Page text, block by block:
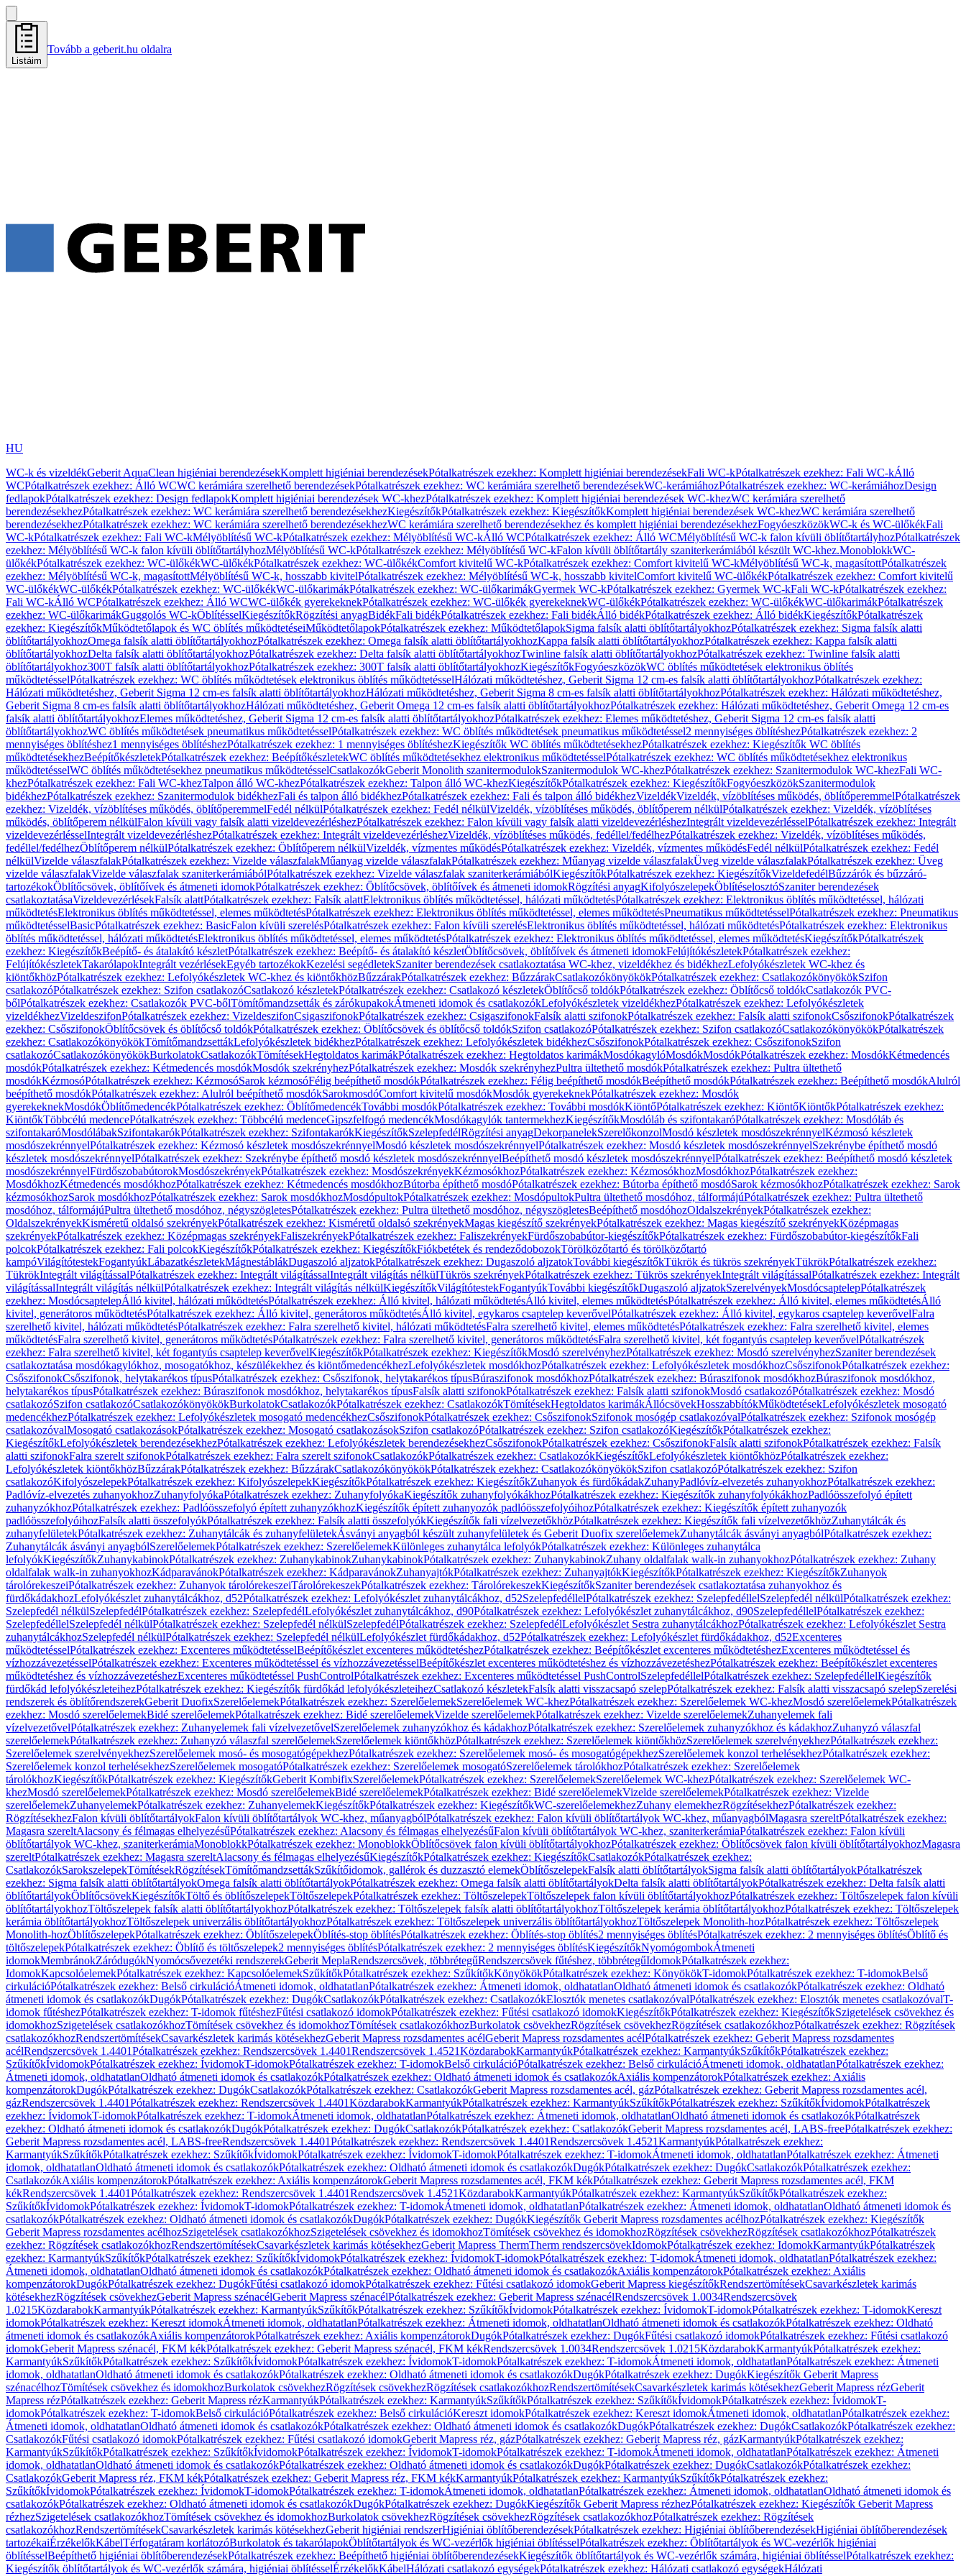
Listáim
Tovább a geberit.hu oldalra
HU
WC-k és vizeldékGeberit AquaClean higiéniai berendezésekKomplett higiéniai berendezésekPótalkatrészek ezekhez: Komplett higiéniai berendezésekFali WC-kPótalkatrészek ezekhez: Fali WC-kÁlló
WCPótalkatrészek ezekhez: Álló WCWC kerámiára szerelhető berendezésekPótalkatrészek ezekhez: WC kerámiára szerelhető berendezésekWC-kerámiáhozPótalkatrészek ezekhez: WC-kerámiáhozDesign
fedlapokPótalkatrészek ezekhez: Design fedlapokKomplett higiéniai berendezések WC-khezPótalkatrészek ezekhez: Komplett higiéniai berendezések WC-khezWC kerámiára szerelhető
berendezésekhezPótalkatrészek ezekhez: WC kerámiára szerelhető berendezésekhezKiegészítőkPótalkatrészek ezekhez: KiegészítőkKomplett higiéniai berendezések WC-khezWC kerámiára szerelhető
berendezésekhezPótalkatrészek ezekhez: WC kerámiára szerelhető berendezésekhezWC kerámiára szerelhető berendezésekhez és komplett higiéniai berendezésekhezFogyóeszközökWC-k és WC-ülőkékFali
WC-kPótalkatrészek ezekhez: Fali WC-kMélyöblítésű WC-kPótalkatrészek ezekhez: Mélyöblítésű WC-kÁlló WCPótalkatrészek ezekhez: Álló WCMélyöblítésű WC-k falon kívüli öblítőtartályhozPótalkatrészek
ezekhez: Mélyöblítésű WC-k falon kívüli öblítőtartályhozMélyöblítésű WC-kPótalkatrészek ezekhez: Mélyöblítésű WC-kFalon kívüli öblítőtartály szaniterkerámiából készült WC-khez.MonoblokkWC-
ülőkékPótalkatrészek ezekhez: WC-ülőkékWC-ülőkékPótalkatrészek ezekhez: WC-ülőkékComfort kivitelű WC-kPótalkatrészek ezekhez: Comfort kivitelű WC-kMélyöblítésű WC-k, magasítottPótalkatrészek
ezekhez: Mélyöblítésű WC-k, magasítottMélyöblítésű WC-k, hosszabb kivitelPótalkatrészek ezekhez: Mélyöblítésű WC-k, hosszabb kivitelComfort kivitelű WC-ülőkékPótalkatrészek ezekhez: Comfort kivitelű
WC-ülőkékWC-ülőkékPótalkatrészek ezekhez: WC-ülőkékWC-ülőkarimákPótalkatrészek ezekhez: WC-ülőkarimákGyermek WC-kPótalkatrészek ezekhez: Gyermek WC-kFali WC-kPótalkatrészek ezekhez:
Fali WC-kÁlló WCPótalkatrészek ezekhez: Álló WCWC-ülőkék gyerekeknekPótalkatrészek ezekhez: WC-ülőkék gyerekeknekWC-ülőkékPótalkatrészek ezekhez: WC-ülőkékWC-ülőkarimákPótalkatrészek
ezekhez: WC-ülőkarimákGuggolós WC-kÖblítésselKiegészítőkRögzítési anyagBidékFali bidékPótalkatrészek ezekhez: Fali bidékÁlló bidékPótalkatrészek ezekhez: Álló bidékKiegészítőkPótalkatrészek
ezekhez: KiegészítőkMűködtetőlapok és WC öblítés működtetéseiMűködtetőlapokPótalkatrészek ezekhez: MűködtetőlapokSigma falsík alatti öblítőtartályokhozPótalkatrészek ezekhez: Sigma falsík alatti
öblítőtartályokhozOmega falsík alatti öblítőtartályokhozPótalkatrészek ezekhez: Omega falsík alatti öblítőtartályokhozKappa falsík alatti öblítőtartályokhozPótalkatrészek ezekhez: Kappa falsík alatti
öblítőtartályokhozDelta falsík alatti öblítőtartályokhozPótalkatrészek ezekhez: Delta falsík alatti öblítőtartályokhozTwinline falsík alatti öblítőtartályokhozPótalkatrészek ezekhez: Twinline falsík alatti
öblítőtartályokhoz300T falsík alatti öblítőtartályokhozPótalkatrészek ezekhez: 300T falsík alatti öblítőtartályokhozKiegészítőkFogyóeszközökWC öblítés működtetések elektronikus öblítés
működtetésselPótalkatrészek ezekhez: WC öblítés működtetések elektronikus öblítés működtetésselHálózati működtetéshez, Geberit Sigma 12 cm-es falsík alatti öblítőtartályokhozPótalkatrészek ezekhez:
Hálózati működtetéshez, Geberit Sigma 12 cm-es falsík alatti öblítőtartályokhozHálózati működtetéshez, Geberit Sigma 8 cm-es falsík alatti öblítőtartályokhozPótalkatrészek ezekhez: Hálózati működtetéshez,
Geberit Sigma 8 cm-es falsík alatti öblítőtartályokhozHálózati működtetéshez, Geberit Omega 12 cm-es falsík alatti öblítőtartályokhozPótalkatrészek ezekhez: Hálózati működtetéshez, Geberit Omega 12 cm-es
falsík alatti öblítőtartályokhozElemes működtetéshez, Geberit Sigma 12 cm-es falsík alatti öblítőtartályokhozPótalkatrészek ezekhez: Elemes működtetéshez, Geberit Sigma 12 cm-es falsík alatti
öblítőtartályokhozWC öblítés működtetések pneumatikus működtetésselPótalkatrészek ezekhez: WC öblítés működtetések pneumatikus működtetéssel2 mennyiséges öblítéshezPótalkatrészek ezekhez: 2
mennyiséges öblítéshez1 mennyiséges öblítéshezPótalkatrészek ezekhez: 1 mennyiséges öblítéshezKiegészítők WC öblítés működtetésekhezPótalkatrészek ezekhez: Kiegészítők WC öblítés
működtetésekhezBeépítőkészletekPótalkatrészek ezekhez: BeépítőkészletekWC öblítés működtetésekhez elektronikus működtetésselPótalkatrészek ezekhez: WC öblítés működtetésekhez elektronikus
működtetésselWC öblítés működtetésekhez pneumatikus működtetésselCsatlakozókGeberit Monolith szanitermodulokSzanitermodulok WC-khezPótalkatrészek ezekhez: Szanitermodulok WC-khezFali WC-
khezPótalkatrészek ezekhez: Fali WC-khezTalpon álló WC-khezPótalkatrészek ezekhez: Talpon álló WC-khezKiegészítőkPótalkatrészek ezekhez: KiegészítőkFogyóeszközökSzanitermodulok
bidékhezPótalkatrészek ezekhez: Szanitermodulok bidékhezFali és talpon álló bidékhezPótalkatrészek ezekhez: Fali és talpon álló bidékhezVizeldékVizeldék, vízöblítéses működés, öblítőperemmelPótalkatrészek
ezekhez: Vizeldék, vízöblítéses működés, öblítőperemmelFedél nélkülPótalkatrészek ezekhez: Fedél nélkülVizeldék, vízöblítéses működés, öblítőperem nélkülPótalkatrészek ezekhez: Vizeldék, vízöblítéses
működés, öblítőperem nélkülFalon kívüli vagy falsík alatti vizeldevezérléshezPótalkatrészek ezekhez: Falon kívüli vagy falsík alatti vizeldevezérléshezIntegrált vizeldevezérlésselPótalkatrészek ezekhez: Integrált
vizeldevezérlésselIntegrált vizeldevezérléshezPótalkatrészek ezekhez: Integrált vizeldevezérléshezVizeldék, vízöblítéses működés, fedéllel/fedélhezPótalkatrészek ezekhez: Vizeldék, vízöblítéses működés,
fedéllel/fedélhezÖblítőperem nélkülPótalkatrészek ezekhez: Öblítőperem nélkülVizeldék, vízmentes működésPótalkatrészek ezekhez: Vizeldék, vízmentes működésFedél nélkülPótalkatrészek ezekhez: Fedél
nélkülVizelde válaszfalakPótalkatrészek ezekhez: Vizelde válaszfalakMűanyag vizelde válaszfalakPótalkatrészek ezekhez: Műanyag vizelde válaszfalakÜveg vizelde válaszfalakPótalkatrészek ezekhez: Üveg
vizelde válaszfalakVizelde válaszfalak szaniterkerámiábólPótalkatrészek ezekhez: Vizelde válaszfalak szaniterkerámiábólKiegészítőkPótalkatrészek ezekhez: KiegészítőkVizeldefedélBűzzárók és bűzzáró-
tartozékokÖblítőcsövek, öblítőívek és átmeneti idomokPótalkatrészek ezekhez: Öblítőcsövek, öblítőívek és átmeneti idomokRögzítési anyagKifolyószelepekÖblítéselosztóSzaniter berendezések
csatlakoztatásaVizeldevezérlésekFalsík alattPótalkatrészek ezekhez: Falsík alattElektronikus öblítés működtetéssel, hálózati működtetésPótalkatrészek ezekhez: Elektronikus öblítés működtetéssel, hálózati
működtetésElektronikus öblítés működtetéssel, elemes működtetésPótalkatrészek ezekhez: Elektronikus öblítés működtetéssel, elemes működtetésPneumatikus működtetésselPótalkatrészek ezekhez: Pneumatikus
működtetésselBasicPótalkatrészek ezekhez: BasicFalon kívüli szerelésPótalkatrészek ezekhez: Falon kívüli szerelésElektronikus öblítés működtetéssel, hálózati működtetésPótalkatrészek ezekhez: Elektronikus
öblítés működtetéssel, hálózati működtetésElektronikus öblítés működtetéssel, elemes működtetésPótalkatrészek ezekhez: Elektronikus öblítés működtetéssel, elemes működtetésKiegészítőkPótalkatrészek
ezekhez: KiegészítőkBeépítő- és átalakító készletPótalkatrészek ezekhez: Beépítő- és átalakító készletÖblítőcsövek, öblítőívek és átmeneti idomokFelújítókészletekPótalkatrészek ezekhez:
FelújítókészletekTakarólapokIntegrált vezérlésekEgyéb tartozékokKezelési segédletekSzaniter berendezések csatlakoztatása WC-khez, vizeldékhez és bidékhezLefolyókészletek WC-khez és
kiöntőkhözPótalkatrészek ezekhez: Lefolyókészletek WC-khez és kiöntőkhözBűzzárakPótalkatrészek ezekhez: BűzzárakCsatlakozókönyökökPótalkatrészek ezekhez: CsatlakozókönyökökSzifon
csatlakozóPótalkatrészek ezekhez: Szifon csatlakozóCsatlakozó készletekPótalkatrészek ezekhez: Csatlakozó készletekÖblítőcső toldókPótalkatrészek ezekhez: Öblítőcső toldókCsatlakozók PVC-
bőlPótalkatrészek ezekhez: Csatlakozók PVC-bőlTömítőmandzsetták és zárókupakokÁtmeneti idomok és csatlakozókLefolyókészletek vizeldékhezPótalkatrészek ezekhez: Lefolyókészletek
vizeldékhezVizeldeszifonPótalkatrészek ezekhez: VizeldeszifonCsigaszifonokPótalkatrészek ezekhez: CsigaszifonokFalsík alatti szifonokPótalkatrészek ezekhez: Falsík alatti szifonokCsőszifonokPótalkatrészek
ezekhez: CsőszifonokÖblítőcsövek és öblítőcső toldókPótalkatrészek ezekhez: Öblítőcsövek és öblítőcső toldókSzifon csatlakozóPótalkatrészek ezekhez: Szifon csatlakozóCsatlakozókönyökökPótalkatrészek
ezekhez: CsatlakozókönyökökTömítőmandzsettákLefolyókészletek bidékhezPótalkatrészek ezekhez: Lefolyókészletek bidékhezCsőszifonokPótalkatrészek ezekhez: CsőszifonokSzifon
csatlakozóCsatlakozókönyökökBurkolatokCsatlakozókTömítésekHegtoldatos karimákPótalkatrészek ezekhez: Hegtoldatos karimákMosdókagylóMosdókMosdókPótalkatrészek ezekhez: MosdókKétmedencés
mosdókPótalkatrészek ezekhez: Kétmedencés mosdókMosdók szekrényhezPótalkatrészek ezekhez: Mosdók szekrényhezPultra ültethető mosdókPótalkatrészek ezekhez: Pultra ültethető
mosdókKézmosóPótalkatrészek ezekhez: KézmosóSarok kézmosóFélig beépíthető mosdókPótalkatrészek ezekhez: Félig beépíthető mosdókBeépíthető mosdókPótalkatrészek ezekhez: Beépíthető mosdókAlulról
beépíthető mosdókPótalkatrészek ezekhez: Alulról beépíthető mosdókSarokmosdóComfort kivitelű mosdókMosdók gyerekeknekPótalkatrészek ezekhez: Mosdók
gyerekeknekMosdókÖblítőmedencékPótalkatrészek ezekhez: ÖblítőmedencékTovábbi mosdókPótalkatrészek ezekhez: További mosdókKiöntőPótalkatrészek ezekhez: KiöntőKiöntőkPótalkatrészek ezekhez:
KiöntőkTöbbcélú medencePótalkatrészek ezekhez: Többcélú medenceGipszfelfogó medencékMosdókagylók tantermekhezKiegészítőkMosdóláb és szifontakaróPótalkatrészek ezekhez: Mosdóláb és
szifontakaróMosdólábakSzifontakarókPótalkatrészek ezekhez: SzifontakarókKiegészítőkSzelepfedélRögzítési anyagDekorpanelekSzerelőkonzolMosdó készletek mosdószekrénnyelKézmosó készletek
mosdószekrénnyelPótalkatrészek ezekhez: Kézmosó készletek mosdószekrénnyelMosdó készletek mosdószekrénnyelPótalkatrészek ezekhez: Mosdó készletek mosdószekrénnyelSzekrénybe építhető mosdó
készletek mosdószekrénnyelPótalkatrészek ezekhez: Szekrénybe építhető mosdó készletek mosdószekrénnyelBeépíthető mosdó készletek mosdószekrénnyelPótalkatrészek ezekhez: Beépíthető mosdó készletek
mosdószekrénnyelFürdőszobabútorokMosdószekrényekPótalkatrészek ezekhez: MosdószekrényekKézmosókhozPótalkatrészek ezekhez: KézmosókhozMosdókhozPótalkatrészek ezekhez:
MosdókhozKétmedencés mosdókhozPótalkatrészek ezekhez: Kétmedencés mosdókhozBútorba építhető mosdóPótalkatrészek ezekhez: Bútorba építhető mosdóSarok kézmosókhozPótalkatrészek ezekhez: Sarok
kézmosókhozSarok mosdókhozPótalkatrészek ezekhez: Sarok mosdókhozMosdópultokPótalkatrészek ezekhez: MosdópultokPultra ültethető mosdóhoz, tálformájúPótalkatrészek ezekhez: Pultra ültethető
mosdóhoz, tálformájúPultra ültethető mosdóhoz, négyszögletesPótalkatrészek ezekhez: Pultra ültethető mosdóhoz, négyszögletesBeépíthető mosdóhozOldalszekrényekPótalkatrészek ezekhez:
OldalszekrényekKisméretű oldalsó szekrényekPótalkatrészek ezekhez: Kisméretű oldalsó szekrényekMagas kiegészítő szekrényekPótalkatrészek ezekhez: Magas kiegészítő szekrényekKözépmagas
szekrényekPótalkatrészek ezekhez: Középmagas szekrényekFaliszekrényekPótalkatrészek ezekhez: FaliszekrényekFürdőszobabútor-kiegészítőkPótalkatrészek ezekhez: Fürdőszobabútor-kiegészítőkFali
polcokPótalkatrészek ezekhez: Fali polcokKiegészítőkPótalkatrészek ezekhez: KiegészítőkFiókbetétek és rendeződobozokTörölközőtartó és törölközőtartó
kampóVilágítótestekFogantyúkLábazatkészletekMágnestáblákDugaszoló aljzatokPótalkatrészek ezekhez: Dugaszoló aljzatokTovábbi kiegészítőkTükrök és tükrös szekrényekTükrökPótalkatrészek ezekhez:
TükrökIntegrált világítássalPótalkatrészek ezekhez: Integrált világítássalIntegrált világítás nélkülTükrös szekrényekPótalkatrészek ezekhez: Tükrös szekrényekIntegrált világítássalPótalkatrészek ezekhez: Integrált
világítássalIntegrált világítás nélkülPótalkatrészek ezekhez: Integrált világítás nélkülKiegészítőkVilágítótestekFogantyúkTovábbi kiegészítőkDugaszoló aljzatokSzerelvényekMosdócsaptelepPótalkatrészek
ezekhez: MosdócsaptelepÁlló kivitel, hálózati működtetésPótalkatrészek ezekhez: Álló kivitel, hálózati működtetésÁlló kivitel, elemes működtetésPótalkatrészek ezekhez: Álló kivitel, elemes működtetésÁlló
kivitel, generátoros működtetésPótalkatrészek ezekhez: Álló kivitel, generátoros működtetésÁlló kivitel, egykaros csaptelep keverővelPótalkatrészek ezekhez: Álló kivitel, egykaros csaptelep keverővelFalra
szerelhető kivitel, hálózati működtetésPótalkatrészek ezekhez: Falra szerelhető kivitel, hálózati működtetésFalra szerelhető kivitel, elemes működtetésPótalkatrészek ezekhez: Falra szerelhető kivitel, elemes
működtetésFalra szerelhető kivitel, generátoros működtetésPótalkatrészek ezekhez: Falra szerelhető kivitel, generátoros működtetésFalra szerelhető kivitel, két fogantyús csaptelep keverővelPótalkatrészek
ezekhez: Falra szerelhető kivitel, két fogantyús csaptelep keverővelKiegészítőkPótalkatrészek ezekhez: KiegészítőkMosdó szerelvényhezPótalkatrészek ezekhez: Mosdó szerelvényhezSzaniter berendezések
csatlakoztatása mosdókagylókhoz, mosogatókhoz, készülékekhez és kiöntőmedencékhezLefolyókészletek mosdókhozPótalkatrészek ezekhez: Lefolyókészletek mosdókhozCsőszifonokPótalkatrészek ezekhez:
CsőszifonokCsőszifonok, helytakarékos típusPótalkatrészek ezekhez: Csőszifonok, helytakarékos típusBúraszifonok mosdókhozPótalkatrészek ezekhez: Búraszifonok mosdókhozBúraszifonok mosdókhoz,
helytakarékos típusPótalkatrészek ezekhez: Búraszifonok mosdókhoz, helytakarékos típusFalsík alatti szifonokPótalkatrészek ezekhez: Falsík alatti szifonokMosdó csatlakozóPótalkatrészek ezekhez: Mosdó
csatlakozóSzifon csatlakozóCsatlakozókönyökökBurkolatokCsatlakozókPótalkatrészek ezekhez: CsatlakozókTömítésekHegtoldatos karimákÁllócsövekHosszabbítókMűködtetésekLefolyókészletek mosogató
medencékhezPótalkatrészek ezekhez: Lefolyókészletek mosogató medencékhezCsőszifonokPótalkatrészek ezekhez: CsőszifonokSzifonok mosógép csatlakozóvalPótalkatrészek ezekhez: Szifonok mosógép
csatlakozóvalMosogató csatlakozásokPótalkatrészek ezekhez: Mosogató csatlakozásokSzifon csatlakozóPótalkatrészek ezekhez: Szifon csatlakozóKiegészítőkPótalkatrészek ezekhez:
KiegészítőkLefolyókészletek berendezésekhezPótalkatrészek ezekhez: Lefolyókészletek berendezésekhezCsőszifonokPótalkatrészek ezekhez: CsőszifonokFalsík alatti szifonokPótalkatrészek ezekhez: Falsík
alatti szifonokFalra szerelt szifonokPótalkatrészek ezekhez: Falra szerelt szifonokCsatlakozókPótalkatrészek ezekhez: CsatlakozókKiegészítőkLefolyókészletek kiöntőkhözPótalkatrészek ezekhez:
Lefolyókészletek kiöntőkhözBűzzárakPótalkatrészek ezekhez: BűzzárakCsatlakozókönyökökPótalkatrészek ezekhez: CsatlakozókönyökökSzifon csatlakozóPótalkatrészek ezekhez: Szifon
csatlakozóKifolyószelepekPótalkatrészek ezekhez: KifolyószelepekKiegészítőkPótalkatrészek ezekhez: KiegészítőkZuhanyok és fürdőkádakZuhanyPadlóvíz-elvezetés zuhanyokhozPótalkatrészek ezekhez:
Padlóvíz-elvezetés zuhanyokhozZuhanyfolyókaPótalkatrészek ezekhez: ZuhanyfolyókaKiegészítők zuhanyfolyókákhozPótalkatrészek ezekhez: Kiegészítők zuhanyfolyókákhozPadlóösszefolyó épített
zuhanyzókhozPótalkatrészek ezekhez: Padlóösszefolyó épített zuhanyzókhozKiegészítők épített zuhanyozók padlóösszefolyóihozPótalkatrészek ezekhez: Kiegészítők épített zuhanyozók
padlóösszefolyóihozFalsík alatti összefolyókPótalkatrészek ezekhez: Falsík alatti összefolyókKiegészítők fali vízelvezetőkhözPótalkatrészek ezekhez: Kiegészítők fali vízelvezetőkhözZuhanytálcák és
zuhanyfelületekPótalkatrészek ezekhez: Zuhanytálcák és zuhanyfelületekÁsványi anyagból készült zuhanyfelületek és Geberit Duofix szerelőelemekZuhanytálcák ásványi anyagbólPótalkatrészek ezekhez:
Zuhanytálcák ásványi anyagbólSzerelőelemekPótalkatrészek ezekhez: SzerelőelemekKülönleges zuhanytálca lefolyókPótalkatrészek ezekhez: Különleges zuhanytálca
lefolyókKiegészítőkZuhanykabinokPótalkatrészek ezekhez: ZuhanykabinokZuhanykabinokPótalkatrészek ezekhez: ZuhanykabinokZuhany oldalfalak walk-in zuhanyokhozPótalkatrészek ezekhez: Zuhany
oldalfalak walk-in zuhanyokhozKádparavánokPótalkatrészek ezekhez: KádparavánokZuhanyajtókPótalkatrészek ezekhez: ZuhanyajtókKiegészítőkPótalkatrészek ezekhez: KiegészítőkZuhanyok
tárolórekeszeiPótalkatrészek ezekhez: Zuhanyok tárolórekeszeiTárolórekeszekPótalkatrészek ezekhez: TárolórekeszekKiegészítőkSzaniter berendezések csatlakoztatása zuhanyokhoz és
fürdőkádakhozLefolyókészlet zuhanytálcákhoz, d52Pótalkatrészek ezekhez: Lefolyókészlet zuhanytálcákhoz, d52SzelepfedéllelPótalkatrészek ezekhez: SzelepfedéllelSzelepfedél nélkülPótalkatrészek ezekhez:
Szelepfedél nélkülSzelepfedélPótalkatrészek ezekhez: SzelepfedélLefolyókészlet zuhanytálcákhoz, d90Pótalkatrészek ezekhez: Lefolyókészlet zuhanytálcákhoz, d90SzelepfedéllelPótalkatrészek ezekhez:
SzelepfedéllelSzelepfedél nélkülPótalkatrészek ezekhez: Szelepfedél nélkülSzelepfedélPótalkatrészek ezekhez: SzelepfedélLefolyókészlet Sestra zuhanytálcákhozPótalkatrészek ezekhez: Lefolyókészlet Sestra
zuhanytálcákhozSzelepfedél nélkülPótalkatrészek ezekhez: Szelepfedél nélkülLefolyókészlet fürdőkádakhoz, d52Pótalkatrészek ezekhez: Lefolyókészlet fürdőkádakhoz, d52Excenteres
működtetésselPótalkatrészek ezekhez: Excenteres működtetésselBeépítőkészlet excenteres működtetéshezPótalkatrészek ezekhez: Beépítőkészlet excenteres működtetéshezExcenteres működtetéssel és
vízhozzávezetésselPótalkatrészek ezekhez: Excenteres működtetéssel és vízhozzávezetésselBeépítőkészlet excenteres működtetéshez és vízhozzávezetéshezPótalkatrészek ezekhez: Beépítőkészlet excenteres
működtetéshez és vízhozzávezetéshezExcenteres működtetéssel PushControlPótalkatrészek ezekhez: Excenteres működtetéssel PushControlSzelepfedéllelPótalkatrészek ezekhez: SzelepfedéllelKiegészítők
fürdőkád lefolyókészleteihezPótalkatrészek ezekhez: Kiegészítők fürdőkád lefolyókészleteihezCsatlakozó készletekFalsík alatti visszacsapó szelepPótalkatrészek ezekhez: Falsík alatti visszacsapó szelepSzerelési
rendszerek és öblítőrendszerekGeberit DuofixSzerelőelemekPótalkatrészek ezekhez: SzerelőelemekSzerelőelemek WC-khezPótalkatrészek ezekhez: Szerelőelemek WC-khezMosdó szerelőelemekPótalkatrészek
ezekhez: Mosdó szerelőelemekBidé szerelőelemekPótalkatrészek ezekhez: Bidé szerelőelemekVizelde szerelőelemekPótalkatrészek ezekhez: Vizelde szerelőelemekZuhanyelemek fali
vízelvezetővelPótalkatrészek ezekhez: Zuhanyelemek fali vízelvezetővelSzerelőelemek zuhanyzókhoz és kádakhozPótalkatrészek ezekhez: Szerelőelemek zuhanyzókhoz és kádakhozZuhanyzó válaszfal
szerelőelemekPótalkatrészek ezekhez: Zuhanyzó válaszfal szerelőelemekSzerelőelemek kiöntőkhözPótalkatrészek ezekhez: Szerelőelemek kiöntőkhözSzerelőelemek szerelvényekhezPótalkatrészek ezekhez:
Szerelőelemek szerelvényekhezSzerelőelemek mosó- és mosogatógépekhezPótalkatrészek ezekhez: Szerelőelemek mosó- és mosogatógépekhezSzerelőelemek konzol terhelésekhezPótalkatrészek ezekhez:
Szerelőelemek konzol terhelésekhezSzerelőelemek mosogatóPótalkatrészek ezekhez: Szerelőelemek mosogatóSzerelőelemek tárolókhozPótalkatrészek ezekhez: Szerelőelemek
tárolókhozKiegészítőkPótalkatrészek ezekhez: KiegészítőkGeberit KombifixSzerelőelemekPótalkatrészek ezekhez: SzerelőelemekSzerelőelemek WC-khezPótalkatrészek ezekhez: Szerelőelemek WC-
khezMosdó szerelőelemekPótalkatrészek ezekhez: Mosdó szerelőelemekBidé szerelőelemekPótalkatrészek ezekhez: Bidé szerelőelemekVizelde szerelőelemekPótalkatrészek ezekhez: Vizelde
szerelőelemekZuhanyelemekPótalkatrészek ezekhez: ZuhanyelemekKiegészítőkPótalkatrészek ezekhez: KiegészítőkWC-szerelőelemekhezZuhany elemekhezRögzítésekhezPótalkatrészek ezekhez:
RögzítésekhezFalon kívüli öblítőtartályokFalon kívüli öblítőtartályok WC-khez, műanyagbólPótalkatrészek ezekhez: Falon kívüli öblítőtartályok WC-khez, műanyagbólMagasra szereltPótalkatrészek ezekhez:
Magasra szereltAlacsony és félmagas elhelyezésűPótalkatrészek ezekhez: Alacsony és félmagas elhelyezésűFalon kívüli öblítőtartályok WC-khez, szaniterkerámiaPótalkatrészek ezekhez: Falon kívüli
öblítőtartályok WC-khez, szaniterkerámiaMonoblokkPótalkatrészek ezekhez: MonoblokkÖblítőcsövek falon kívüli öblítőtartályokhozPótalkatrészek ezekhez: Öblítőcsövek falon kívüli öblítőtartályokhozMagasra
szereltPótalkatrészek ezekhez: Magasra szereltAlacsony és félmagas elhelyezésűKiegészítőkPótalkatrészek ezekhez: KiegészítőkCsatlakozókPótalkatrészek ezekhez:
CsatlakozókSarokszelepekTömítésekRögzítésekTömítőmandzsettákSzűkítőidomok, gallérok és duzzasztó elemekÖblítőszelepekFalsík alatti öblítőtartályokSigma falsík alatti öblítőtartályokPótalkatrészek
ezekhez: Sigma falsík alatti öblítőtartályokOmega falsík alatti öblítőtartályokPótalkatrészek ezekhez: Omega falsík alatti öblítőtartályokDelta falsík alatti öblítőtartályokPótalkatrészek ezekhez: Delta falsík alatti
öblítőtartályokÖblítőcsövekKiegészítőkTöltő és öblítőszelepekTöltőszelepekPótalkatrészek ezekhez: TöltőszelepekTöltőszelepek falon kívüli öblítőtartályokhozPótalkatrészek ezekhez: Töltőszelepek falon kívüli
öblítőtartályokhozTöltőszelepek falsík alatti öblítőtartályokhozPótalkatrészek ezekhez: Töltőszelepek falsík alatti öblítőtartályokhozTöltőszelepek kerámia öblítőtartályokhozPótalkatrészek ezekhez: Töltőszelepek
kerámia öblítőtartályokhozTöltőszelepek univerzális öblítőtartályokhozPótalkatrészek ezekhez: Töltőszelepek univerzális öblítőtartályokhozTöltőszelepek Monolith-hozPótalkatrészek ezekhez: Töltőszelepek
Monolith-hozÖblítőszelepekPótalkatrészek ezekhez: ÖblítőszelepekÖblítés-stop öblítésPótalkatrészek ezekhez: Öblítés-stop öblítés2 mennyiséges öblítésPótalkatrészek ezekhez: 2 mennyiséges öblítésÖblítő és
töltőszelepekPótalkatrészek ezekhez: Öblítő és töltőszelepek2 mennyiséges öblítésPótalkatrészek ezekhez: 2 mennyiséges öblítésKiegészítőkNyomógombokÁtmeneti
idomokMembránokZáródugókNyomócsővezetéki rendszerekGeberit MeplaRendszercsövek, többrétegűRendszercsövek fűtéshez, többrétegűIdomokPótalkatrészek ezekhez:
IdomokKapcsolóelemekPótalkatrészek ezekhez: KapcsolóelemekSzűkítőkPótalkatrészek ezekhez: SzűkítőkKönyökökPótalkatrészek ezekhez: KönyökökT-idomokPótalkatrészek ezekhez: T-idomokBelső
cirkulációPótalkatrészek ezekhez: Belső cirkulációÁtmeneti idomok, oldhatatlanPótalkatrészek ezekhez: Átmeneti idomok, oldhatatlanOldható átmeneti idomok és csatlakozókPótalkatrészek ezekhez: Oldható
átmeneti idomok és csatlakozókDugókPótalkatrészek ezekhez: DugókCsatlakozókPótalkatrészek ezekhez: CsatlakozókElosztók menetes csatlakozóvalPótalkatrészek ezekhez: Elosztók menetes csatlakozóvalT-
idomok fűtéshezPótalkatrészek ezekhez: T-idomok fűtéshezFűtési csatlakozó idomokPótalkatrészek ezekhez: Fűtési csatlakozó idomokKiegészítőkPótalkatrészek ezekhez: KiegészítőkSzigetelések csövekhez és
idomokhozSzigetelések csatlakozókhozTömítések csövekhez és idomokhozTömítések csatlakozókhozBurkolatok csövekhezRögzítések csövekhezRögzítések csatlakozókhozPótalkatrészek ezekhez: Rögzítések
csatlakozókhozRendszertömítésekCsavarkészletek karimás kötésekhezGeberit Mapress rozsdamentes acélGeberit Mapress rozsdamentes acélPótalkatrészek ezekhez: Geberit Mapress rozsdamentes
acélRendszercsövek 1.4401Pótalkatrészek ezekhez: Rendszercsövek 1.4401Rendszercsövek 1.4521KözdarabokKarmantyúkPótalkatrészek ezekhez: KarmantyúkSzűkítőkPótalkatrészek ezekhez:
SzűkítőkÍvidomokPótalkatrészek ezekhez: ÍvidomokT-idomokPótalkatrészek ezekhez: T-idomokBelső cirkulációPótalkatrészek ezekhez: Belső cirkulációÁtmeneti idomok, oldhatatlanPótalkatrészek ezekhez:
Átmeneti idomok, oldhatatlanOldható átmeneti idomok és csatlakozókPótalkatrészek ezekhez: Oldható átmeneti idomok és csatlakozókAxiális kompenzátorokPótalkatrészek ezekhez: Axiális
kompenzátorokDugókPótalkatrészek ezekhez: DugókCsatlakozókPótalkatrészek ezekhez: CsatlakozókGeberit Mapress rozsdamentes acél, gázPótalkatrészek ezekhez: Geberit Mapress rozsdamentes acél,
gázRendszercsövek 1.4401Pótalkatrészek ezekhez: Rendszercsövek 1.4401KözdarabokKarmantyúkPótalkatrészek ezekhez: KarmantyúkSzűkítőkPótalkatrészek ezekhez: SzűkítőkÍvidomokPótalkatrészek
ezekhez: ÍvidomokT-idomokPótalkatrészek ezekhez: T-idomokÁtmeneti idomok, oldhatatlanPótalkatrészek ezekhez: Átmeneti idomok, oldhatatlanOldható átmeneti idomok és csatlakozókPótalkatrészek
ezekhez: Oldható átmeneti idomok és csatlakozókDugókPótalkatrészek ezekhez: DugókCsatlakozókPótalkatrészek ezekhez: CsatlakozókGeberit Mapress rozsdamentes acél, LABS-freePótalkatrészek ezekhez:
Geberit Mapress rozsdamentes acél, LABS-freeRendszercsövek 1.4401Pótalkatrészek ezekhez: Rendszercsövek 1.4401Rendszercsövek 1.4521KarmantyúkPótalkatrészek ezekhez:
KarmantyúkSzűkítőkPótalkatrészek ezekhez: SzűkítőkÍvidomokPótalkatrészek ezekhez: ÍvidomokT-idomokPótalkatrészek ezekhez: T-idomokÁtmeneti idomok, oldhatatlanPótalkatrészek ezekhez: Átmeneti
idomok, oldhatatlanOldható átmeneti idomok és csatlakozókPótalkatrészek ezekhez: Oldható átmeneti idomok és csatlakozókDugókPótalkatrészek ezekhez: DugókCsatlakozókPótalkatrészek ezekhez:
CsatlakozókAxiális kompenzátorokPótalkatrészek ezekhez: Axiális kompenzátorokGeberit Mapress rozsdamentes acél, FKM kékPótalkatrészek ezekhez: Geberit Mapress rozsdamentes acél, FKM
kékRendszercsövek 1.4401Pótalkatrészek ezekhez: Rendszercsövek 1.4401Rendszercsövek 1.4521KözdarabokKarmantyúkPótalkatrészek ezekhez: KarmantyúkSzűkítőkPótalkatrészek ezekhez:
SzűkítőkÍvidomokPótalkatrészek ezekhez: ÍvidomokT-idomokPótalkatrészek ezekhez: T-idomokÁtmeneti idomok, oldhatatlanPótalkatrészek ezekhez: Átmeneti idomok, oldhatatlanOldható átmeneti idomok és
csatlakozókPótalkatrészek ezekhez: Oldható átmeneti idomok és csatlakozókDugókPótalkatrészek ezekhez: DugókKiegészítők Geberit Mapress rozsdamentes acélhozPótalkatrészek ezekhez: Kiegészítők
Geberit Mapress rozsdamentes acélhozSzigetelések csatlakozókhozSzigetelések csövekhez és idomokhozTömítések csövekhez és idomokhozRögzítések csövekhezRögzítések csatlakozókhozPótalkatrészek
ezekhez: Rögzítések csatlakozókhozRendszertömítésekCsavarkészletek karimás kötésekhezGeberit Mapress ThermTherm rendszercsövekIdomokPótalkatrészek ezekhez: IdomokKarmantyúkPótalkatrészek
ezekhez: KarmantyúkSzűkítőkPótalkatrészek ezekhez: SzűkítőkÍvidomokPótalkatrészek ezekhez: ÍvidomokT-idomokPótalkatrészek ezekhez: T-idomokÁtmeneti idomok, oldhatatlanPótalkatrészek ezekhez:
Átmeneti idomok, oldhatatlanOldható átmeneti idomok és csatlakozókPótalkatrészek ezekhez: Oldható átmeneti idomok és csatlakozókAxiális kompenzátorokPótalkatrészek ezekhez: Axiális
kompenzátorokDugókPótalkatrészek ezekhez: DugókFűtési csatlakozó idomokPótalkatrészek ezekhez: Fűtési csatlakozó idomokGeberit Mapress kiegészítőkRendszertömítésekCsavarkészletek karimás
kötésekhezRögzítések csövekhezGeberit Mapress szénacélGeberit Mapress szénacélPótalkatrészek ezekhez: Geberit Mapress szénacélRendszercsövek 1.0034Rendszercsövek
1.0215KözdarabokKarmantyúkPótalkatrészek ezekhez: KarmantyúkSzűkítőkPótalkatrészek ezekhez: SzűkítőkÍvidomokPótalkatrészek ezekhez: ÍvidomokT-idomokPótalkatrészek ezekhez: T-idomokKereszt
idomokPótalkatrészek ezekhez: Kereszt idomokÁtmeneti idomok, oldhatatlanPótalkatrészek ezekhez: Átmeneti idomok, oldhatatlanOldható átmeneti idomok és csatlakozókPótalkatrészek ezekhez: Oldható
átmeneti idomok és csatlakozókAxiális kompenzátorokPótalkatrészek ezekhez: Axiális kompenzátorokDugókPótalkatrészek ezekhez: DugókFűtési csatlakozó idomokPótalkatrészek ezekhez: Fűtési csatlakozó
idomokGeberit Mapress szénacél, FKM kékPótalkatrészek ezekhez: Geberit Mapress szénacél, FKM kékRendszercsövek 1.0034Rendszercsövek 1.0215KözdarabokKarmantyúkPótalkatrészek ezekhez:
KarmantyúkSzűkítőkPótalkatrészek ezekhez: SzűkítőkÍvidomokPótalkatrészek ezekhez: ÍvidomokT-idomokPótalkatrészek ezekhez: T-idomokÁtmeneti idomok, oldhatatlanPótalkatrészek ezekhez: Átmeneti
idomok, oldhatatlanOldható átmeneti idomok és csatlakozókPótalkatrészek ezekhez: Oldható átmeneti idomok és csatlakozókDugókPótalkatrészek ezekhez: DugókKiegészítők Geberit Mapress
szénacélhozTömítések csövekhez és idomokhozBurkolatok csövekhezRögzítések csövekhezRögzítések csatlakozókhozRendszertömítésekCsavarkészletek karimás kötésekhezGeberit Mapress rézGeberit
Mapress rézPótalkatrészek ezekhez: Geberit Mapress rézKarmantyúkPótalkatrészek ezekhez: KarmantyúkSzűkítőkPótalkatrészek ezekhez: SzűkítőkÍvidomokPótalkatrészek ezekhez: ÍvidomokT-
idomokPótalkatrészek ezekhez: T-idomokBelső cirkulációPótalkatrészek ezekhez: Belső cirkulációKereszt idomokPótalkatrészek ezekhez: Kereszt idomokÁtmeneti idomok, oldhatatlanPótalkatrészek ezekhez:
Átmeneti idomok, oldhatatlanOldható átmeneti idomok és csatlakozókPótalkatrészek ezekhez: Oldható átmeneti idomok és csatlakozókDugókPótalkatrészek ezekhez: DugókCsatlakozókPótalkatrészek ezekhez:
CsatlakozókFűtési csatlakozó idomokPótalkatrészek ezekhez: Fűtési csatlakozó idomokGeberit Mapress réz, gázPótalkatrészek ezekhez: Geberit Mapress réz, gázKarmantyúkPótalkatrészek ezekhez:
KarmantyúkSzűkítőkPótalkatrészek ezekhez: SzűkítőkÍvidomokPótalkatrészek ezekhez: ÍvidomokT-idomokPótalkatrészek ezekhez: T-idomokÁtmeneti idomok, oldhatatlanPótalkatrészek ezekhez: Átmeneti
idomok, oldhatatlanOldható átmeneti idomok és csatlakozókPótalkatrészek ezekhez: Oldható átmeneti idomok és csatlakozókDugókPótalkatrészek ezekhez: DugókCsatlakozókPótalkatrészek ezekhez:
CsatlakozókGeberit Mapress réz, FKM kékPótalkatrészek ezekhez: Geberit Mapress réz, FKM kékKarmantyúkPótalkatrészek ezekhez: KarmantyúkSzűkítőkPótalkatrészek ezekhez:
SzűkítőkÍvidomokPótalkatrészek ezekhez: ÍvidomokT-idomokPótalkatrészek ezekhez: T-idomokÁtmeneti idomok, oldhatatlanPótalkatrészek ezekhez: Átmeneti idomok, oldhatatlanOldható átmeneti idomok és
csatlakozókPótalkatrészek ezekhez: Oldható átmeneti idomok és csatlakozókDugókPótalkatrészek ezekhez: DugókKiegészítők Geberit Mapress rézhezPótalkatrészek ezekhez: Kiegészítők Geberit Mapress
rézhezSzigetelések csatlakozókhozTömítések csövekhez és idomokhozBurkolatok csövekhezRögzítések csövekhezRögzítések csatlakozókhozPótalkatrészek ezekhez: Rögzítések
csatlakozókhozRendszertömítésekCsavarkészletek karimás kötésekhezGeberit higiéniai rendszerHigiéniai öblítőberendezésekPótalkatrészek ezekhez: Higiéniai öblítőberendezésekHigiéniai öblítőberendezések
tartozékaiÉrzékelőkKábelTérfogatáram korlátozóBurkolatok és takarólapokÖblítőtartályok és WC-vezérlők higiéniai öblítésselPótalkatrészek ezekhez: Öblítőtartályok és WC-vezérlők higiéniai
öblítésselBeépíthető higiéniai öblítőberendezésekPótalkatrészek ezekhez: Beépíthető higiéniai öblítőberendezésekKiegészítők öblítőtartályok és WC-vezérlők számára, higiéniai öblítésselPótalkatrészek ezekhez:
Kiegészítők öblítőtartályok és WC-vezérlők számára, higiéniai öblítésselÉrzékelőkKábelHálózati csatlakozó egységekPótalkatrészek ezekhez: Hálózati csatlakozó egységekHálózati